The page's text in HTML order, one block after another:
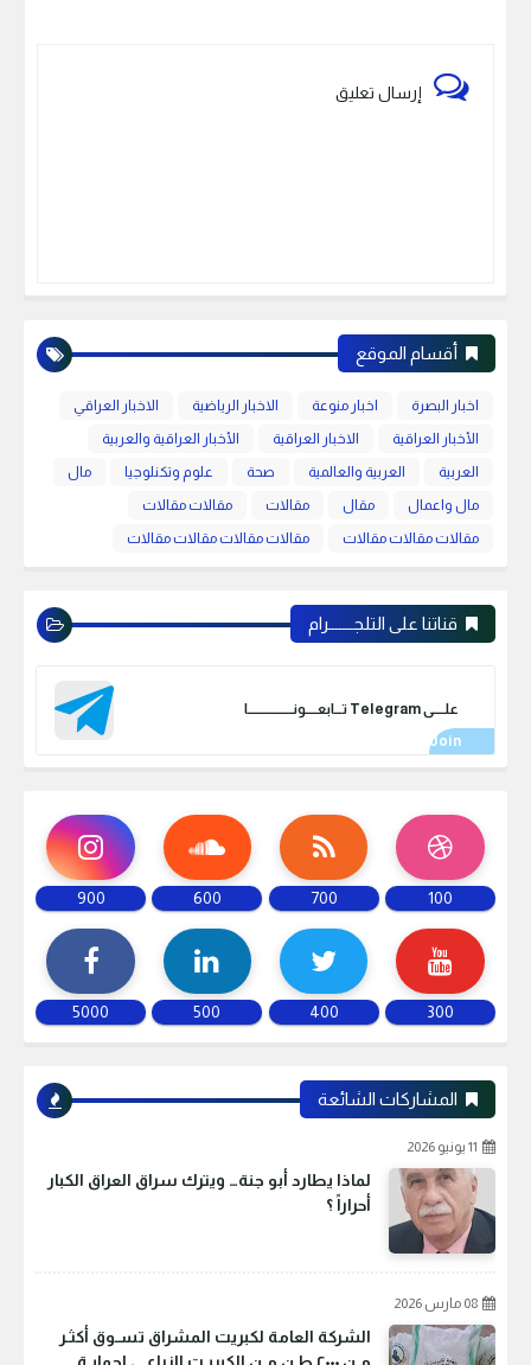
إرسال تعليق
أقسام الموقع
اخبار البصرة اخبار منوعة الاخبار الرياضية
الاخبار العراقي
الأخبار العراقية
الاخبار العراقية
الأخبار العراقية والعربية
العربية
العربية والعالمية صحة علوم وتكنلوجيا
مال
مال واعمال
مقال مقالات
مقالات مقالات
مقالات مقالات مقالات
مقالات مقالات مقالات مقالات
قناتنا على التلجـــــــرام
علـــــى Telegram تـــابعـــــونـــــــــــــــــــا
100
700
600
900
300
400
500
5000
المشاركات الشائعة
11 يونيو 2026
لماذا يطارد أبو جنة… ويترك سراق العراق الكبار
أحراراً ؟
08 مارس 2026
الشركة العامة لكبريت المشراق تسـوق أكثـر